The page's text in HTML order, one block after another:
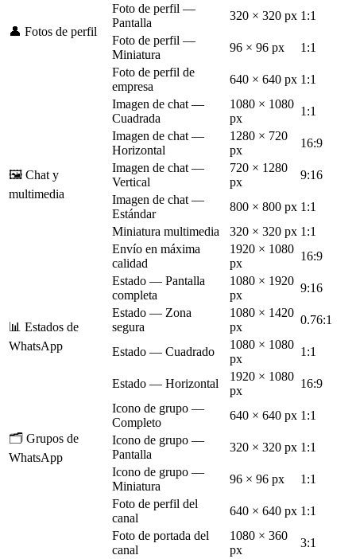
👤 Fotos de perfil
Foto de perfil —
Pantalla
320 × 320 px 1:1
Foto de perfil —
Miniatura
96 × 96 px
1:1
Foto de perfil de
empresa
640 × 640 px 1:1
🖼️ Chat y
multimedia
Imagen de chat —
Cuadrada
1080 × 1080
px
1:1
Imagen de chat —
Horizontal
1280 × 720
px
16:9
Imagen de chat —
Vertical
720 × 1280
px
9:16
Imagen de chat —
Estándar
800 × 800 px 1:1
Miniatura multimedia
320 × 320 px 1:1
Envío en máxima
calidad
1920 × 1080
px
16:9
📊 Estados de
WhatsApp
Estado — Pantalla
completa
1080 × 1920
px
9:16
Estado — Zona
segura
1080 × 1420
px
0.76:1
Estado — Cuadrado
1080 × 1080
px
1:1
Estado — Horizontal
1920 × 1080
px
16:9
🗂️ Grupos de
WhatsApp
Icono de grupo —
Completo
640 × 640 px 1:1
Icono de grupo —
Pantalla
320 × 320 px 1:1
Icono de grupo —
Miniatura
96 × 96 px 1:1
Foto de perfil del
canal
640 × 640 px 1:1
Foto de portada del
canal
1080 × 360
px
3:1